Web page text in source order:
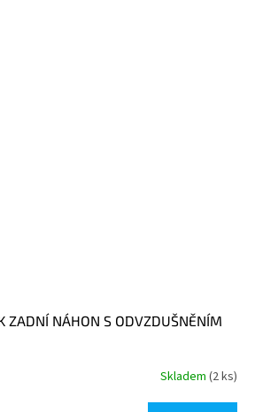
ZADNÍ NÁHON S ODVZDUŠNĚNÍM
Skladem (2 ks)